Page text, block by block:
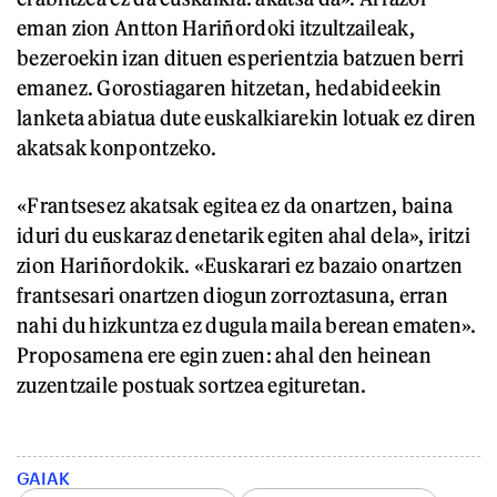
eman zion Antton Hariñordoki itzultzaileak,
bezeroekin izan dituen esperientzia batzuen berri
emanez. Gorostiagaren hitzetan, hedabideekin
lanketa abiatua dute euskalkiarekin lotuak ez diren
akatsak konpontzeko.
«Frantsesez akatsak egitea ez da onartzen, baina
iduri du euskaraz denetarik egiten ahal dela», iritzi
zion Hariñordokik. «Euskarari ez bazaio onartzen
frantsesari onartzen diogun zorroztasuna, erran
nahi du hizkuntza ez dugula maila berean ematen».
Proposamena ere egin zuen: ahal den heinean
zuzentzaile postuak sortzea egituretan.
GAIAK